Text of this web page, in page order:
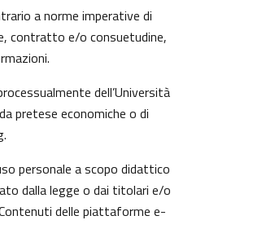
a norme imperative di
contratto e/o consuetudine,
dell’Università
pretese economiche o di
personale a scopo didattico
dalla legge o dai titolari e/o
delle piattaforme e-